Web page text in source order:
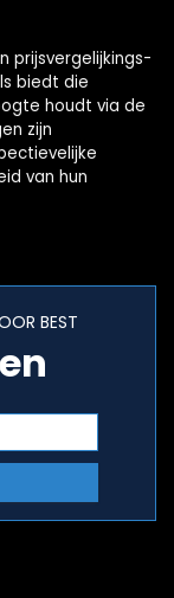
prijsvergelijkings-
biedt die
houdt via de
zijn
van hun
BEST